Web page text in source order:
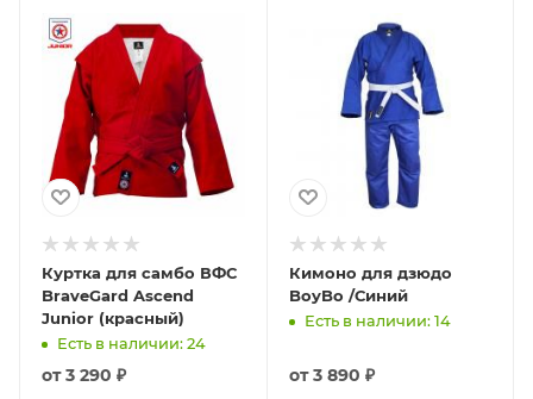
Куртка для самбо ВФС
BraveGard Ascend
Junior (красный)
Есть в наличии: 24
от3 290 ₽
Кимоно для дзюдо
BoyBo /Синий
Есть в наличии: 14
от3 890 ₽